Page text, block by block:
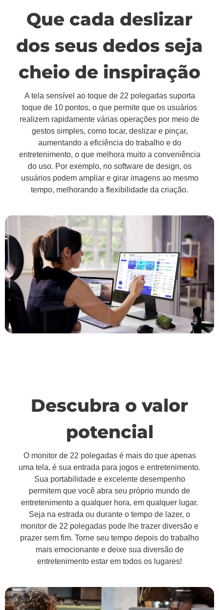
Que cada deslizar
dos seus dedos seja
cheio de inspiração
A tela sensível ao toque de 22 polegadas suporta
toque de 10 pontos, o que permite que os usuários
realizem rapidamente várias operações por meio de
gestos simples, como tocar, deslizar e pinçar,
aumentando a eficiência do trabalho e do
entretenimento, o que melhora muito a conveniência
do uso. Por exemplo, no software de design, os
usuários podem ampliar e girar imagens ao mesmo
tempo, melhorando a flexibilidade da criação.
Descubra o valor
potencial
O monitor de 22 polegadas é mais do que apenas
uma tela, é sua entrada para jogos e entretenimento.
Sua portabilidade e excelente desempenho
permitem que você abra seu próprio mundo de
entretenimento a qualquer hora, em qualquer lugar.
Seja na estrada ou durante o tempo de lazer, o
monitor de 22 polegadas pode lhe trazer diversão e
prazer sem fim. Torne seu tempo depois do trabalho
mais emocionante e deixe sua diversão de
entretenimento estar em todos os lugares!